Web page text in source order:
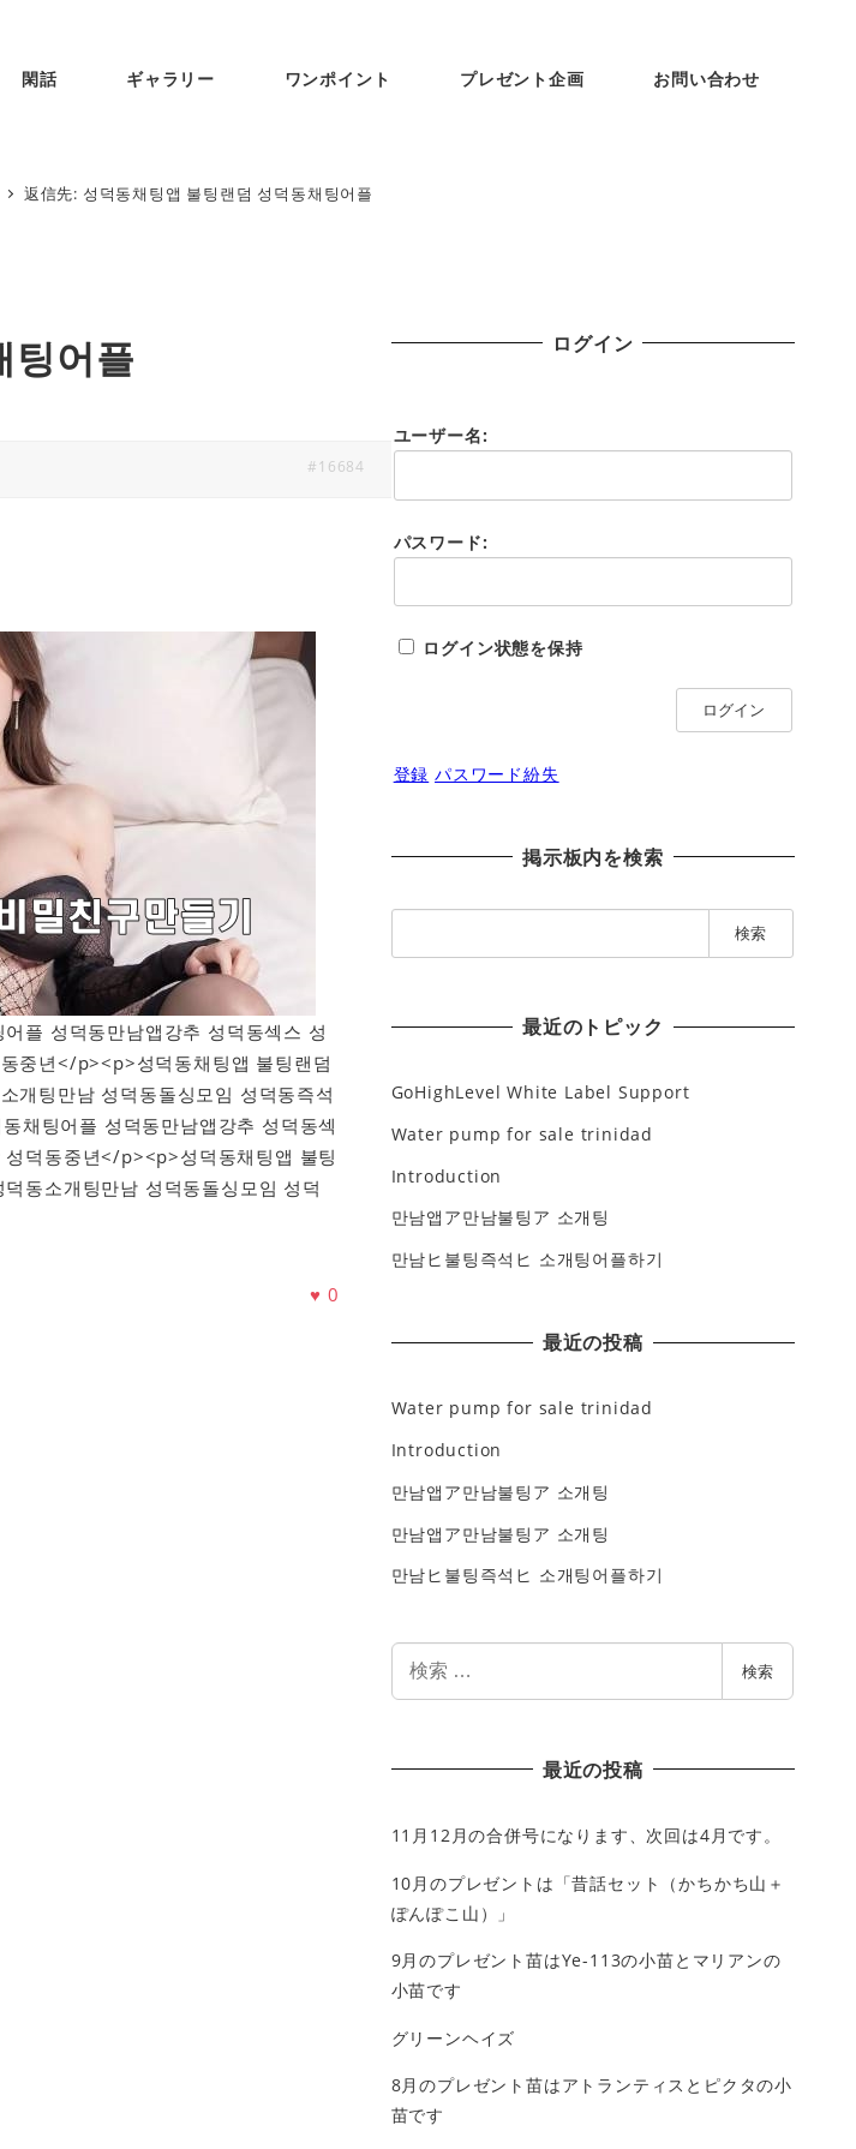
閑話 ギャラリー ワンポイント プレゼント企画 お問い合わせ
返信先: 성덕동채팅앱 불팅랜덤 성덕동채팅어플
팅어플
#16684
플 성덕동만남앱강추 성덕동섹스 성
중년</p><p>성덕동채팅앱 불팅랜덤
개팅만남 성덕동돌싱모임 성덕동즉석
채팅어플 성덕동만남앱강추 성덕동섹
덕동중년</p><p>성덕동채팅앱 불팅
동소개팅만남 성덕동돌싱모임 성덕
♥ 0
ログイン
ユーザー名:
パスワード:
ログイン状態を保持
ログイン
登録 パスワード紛失
掲示板内を検索
索
最近のトピック
GoHighLevel White Label Support
Water pump for sale trinidad
Introduction
만남앱ア만남불팅ア 소개팅
만남ヒ불팅즉석ヒ 소개팅어플하기
最近の投稿
Water pump for sale trinidad
Introduction
만남앱ア만남불팅ア 소개팅
만남앱ア만남불팅ア 소개팅
만남ヒ불팅즉석ヒ 소개팅어플하기
検索
最近の投稿
11月12月の合併号になります、次回は4月です。
10月のプレゼントは「昔話セット（かちかち山＋
ぽんぽこ山）」
9月のプレゼント苗はYe-113の小苗とマリアンの
小苗です
グリーンヘイズ
8月のプレゼント苗はアトランティスとピクタの小
苗です